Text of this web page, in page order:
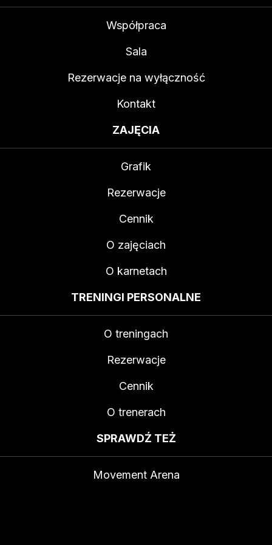
Współpraca
Sala
Rezerwacje na wyłączność
Kontakt
ZAJĘCIA
Grafik
Rezerwacje
Cennik
O zajęciach
O karnetach
TRENINGI PERSONALNE
O treningach
Rezerwacje
Cennik
O trenerach
SPRAWDŹ TEŻ
Movement Arena